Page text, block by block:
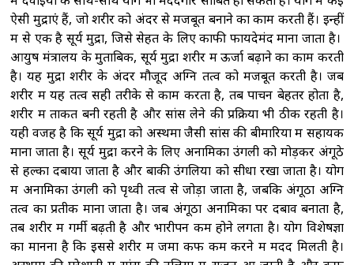
ऐसी मुद्राएं हैं, जो शरीर को अंदर से मजबूत बनाने का काम करती हैं। इन्हीं
में से एक है सूर्य मुद्रा, जिसे सेहत के लिए काफी फायदेमंद माना जाता है।
आयुष मंत्रालय के मुताबिक, सूर्य मुद्रा शरीर में ऊर्जा बढ़ाने का काम करती
है। यह मुद्रा शरीर के अंदर मौजूद अग्नि तत्व को मजबूत करती है। जब
शरीर में यह तत्व सही तरीके से काम करता है, तब पाचन बेहतर होता है,
शरीर में ताकत बनी रहती है और सांस लेने की प्रक्रिया भी ठीक रहती है।
यही वजह है कि सूर्य मुद्रा को अस्थमा जैसी सांस की बीमारियों में सहायक
माना जाता है। सूर्य मुद्रा करने के लिए अनामिका उंगली को मोड़कर अंगूठे
से हल्का दबाया जाता है और बाकी उंगलियों को सीधा रखा जाता है। योग
में अनामिका उंगली को पृथ्वी तत्व से जोड़ा जाता है, जबकि अंगूठा अग्नि
तत्व का प्रतीक माना जाता है। जब अंगूठा अनामिका पर दबाव बनाता है,
तब शरीर में गर्मी बढ़ती है और भारीपन कम होने लगता है। योग विशेषज्ञों
का मानना है कि इससे शरीर में जमा कफ कम करने में मदद मिलती है।